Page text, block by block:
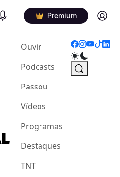
Podcasts Premium Log in
Ouvir(current)
Podcasts
Passou
Vídeos
Programas
Destaques
TNT